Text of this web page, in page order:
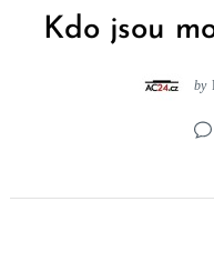
Kdo jsou
by